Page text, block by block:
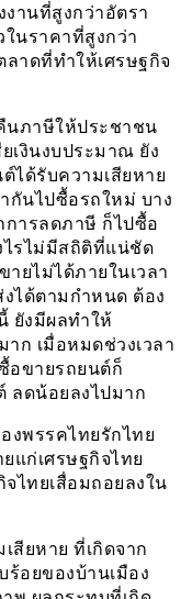
านที่สูงกว่าอัตรา
นราคาที่สูงกว่า
าดที่ทำให้เศรษฐกิจ
นภาษีให้ประชาชน
เงินงบประมาณ ยัง
ได้รับความเสียหาย
กันไปซื้อรถใหม่ บาง
การลดภาษี ก็ไปซื้อ
ไรไม่มีสถิติที่แน่ชัด
ยไม่ได้ภายในเวลา
ได้ตามกำหนด ต้อง
ยังมีผลทำให้
ก เมื่อหมดช่วงเวลา
อขายรถยนต์ก็
ลดน้อยลงไปมาก
งพรรคไทยรักไทย
แก่เศรษฐกิจไทย
ไทยเสื่อมถอยลงใน
สียหาย ที่เกิดจาก
อยของบ้านเมือง